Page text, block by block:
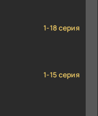
1-18 серия
1-15 серия